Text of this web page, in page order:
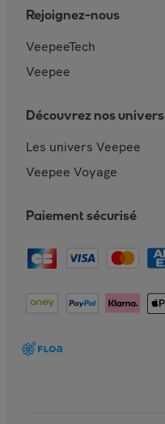
Rejoignez-nous
VeepeeTech
Veepee
Découvrez nos univers
Les univers Veepee
Veepee Voyage
Paiement sécurisé